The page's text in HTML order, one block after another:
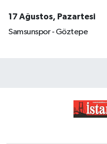
17 Ağustos, Pazartesi
Samsunspor - Göztepe